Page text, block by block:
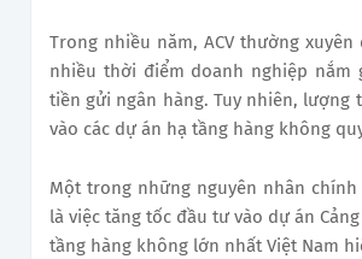
Trong nhiều năm, ACV thường
nhiều thời điểm doanh nghiệp nắm
tiền gửi ngân hàng. Tuy nhiên, lượng
vào các dự án hạ tầng hàng không
Một trong những nguyên nhân
là việc tăng tốc đầu tư vào dự án
tầng hàng không lớn nhất Việt Nam